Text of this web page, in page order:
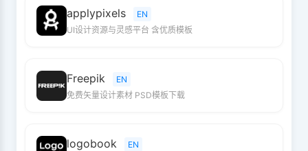
applypixels
EN
UI设计资源与灵感平台 含优质模板
Freepik
EN
免费矢量设计素材 PSD模板下载
logobook EN